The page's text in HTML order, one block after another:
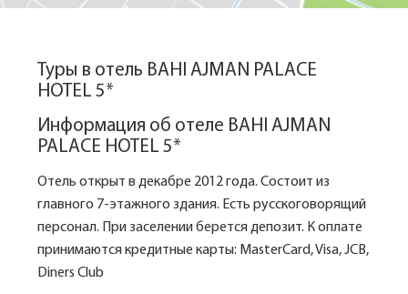
Туры в отель BAHI AJMAN PALACE
HOTEL 5*
Информация об отеле BAHI AJMAN
PALACE HOTEL 5*
Отель открыт в декабре 2012 года. Состоит из
главного 7-этажного здания. Есть русскоговорящий
персонал. При заселении берется депозит. К оплате
принимаются кредитные карты: MasterCard, Visa, JCB,
Diners Club